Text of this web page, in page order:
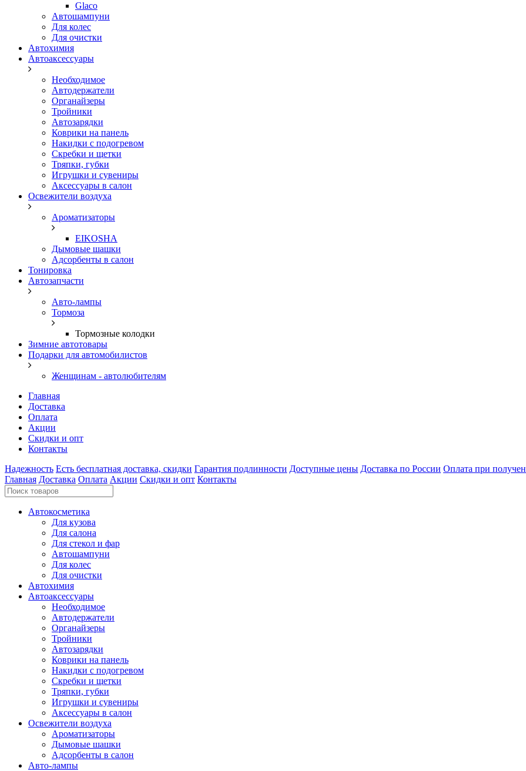
Glaco
Автошампуни
Для колес
Для очистки
Автохимия
Автоаксессуары
Необходимое
Автодержатели
Органайзеры
Тройники
Автозарядки
Коврики на панель
Накидки с подогревом
Скребки и щетки
Тряпки, губки
Игрушки и сувениры
Аксессуары в салон
Освежители воздуха
Ароматизаторы
EIKOSHA
Дымовые шашки
Адсорбенты в салон
Тонировка
Автозапчасти
Авто-лампы
Тормоза
Тормозные колодки
Зимние автотовары
Подарки для автомобилистов
Женщинам - автолюбителям
Главная
Доставка
Оплата
Акции
Скидки и опт
Контакты
Надежность Есть бесплатная доставка, скидки Гарантия подлинности Доступные цены Доставка по России Оплата при
Главная Доставка Оплата Акции Скидки и опт Контакты
Автокосметика
Для кузова
Для салона
Для стекол и фар
Автошампуни
Для колес
Для очистки
Автохимия
Автоаксессуары
Необходимое
Автодержатели
Органайзеры
Тройники
Автозарядки
Коврики на панель
Накидки с подогревом
Скребки и щетки
Тряпки, губки
Игрушки и сувениры
Аксессуары в салон
Освежители воздуха
Ароматизаторы
Дымовые шашки
Адсорбенты в салон
Авто-лампы